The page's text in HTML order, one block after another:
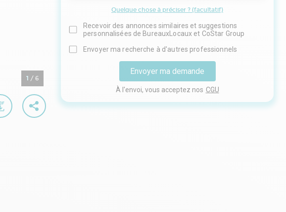
1 / 6
Quelque chose à préciser ? (facultatif)
Recevoir des annonces similaires et suggestions
personnalisées de BureauxLocaux et CoStar Group
Envoyer ma recherche à d'autres professionnels
Envoyer ma demande
À l'envoi, vous acceptez nos CGU